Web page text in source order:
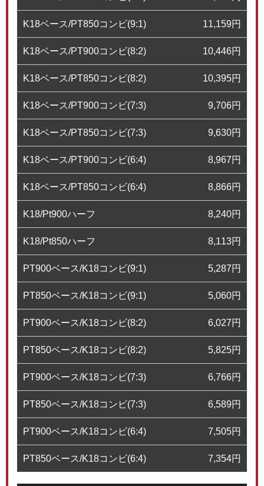
K18ベース/PT850コンビ(9:1) 11,159円
K18ベース/PT900コンビ(8:2) 10,446円
K18ベース/PT850コンビ(8:2) 10,395円
K18ベース/PT900コンビ(7:3) 9,706円
K18ベース/PT850コンビ(7:3) 9,630円
K18ベース/PT900コンビ(6:4) 8,967円
K18ベース/PT850コンビ(6:4) 8,866円
K18/Pt900ハーフ 8,240円
K18/Pt850ハーフ 8,113円
PT900ベース/K18コンビ(9:1) 5,287円
PT850ベース/K18コンビ(9:1) 5,060円
PT900ベース/K18コンビ(8:2) 6,027円
PT850ベース/K18コンビ(8:2) 5,825円
PT900ベース/K18コンビ(7:3) 6,766円
PT850ベース/K18コンビ(7:3) 6,589円
PT900ベース/K18コンビ(6:4) 7,505円
PT850ベース/K18コンビ(6:4) 7,354円